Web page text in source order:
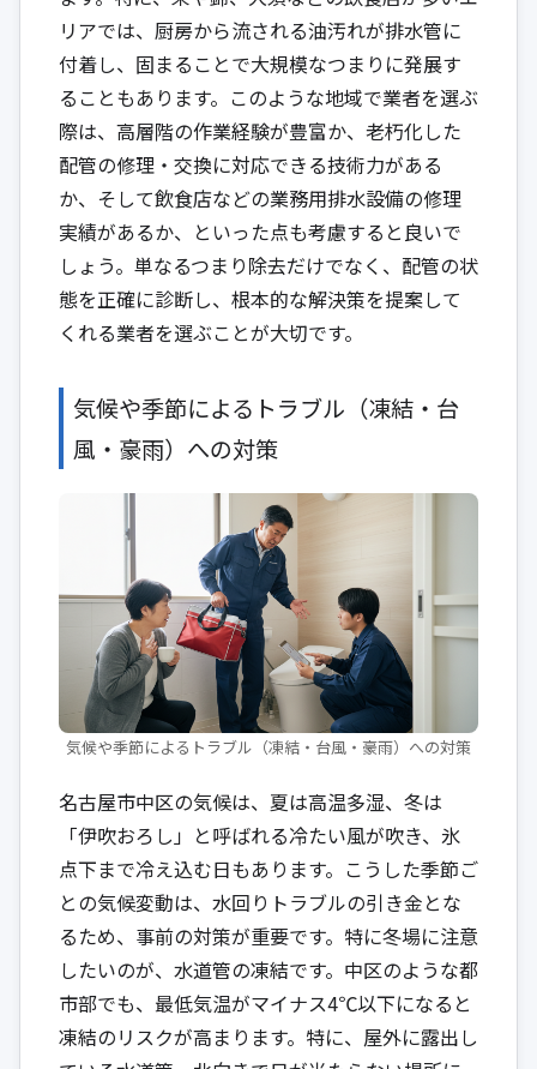
リアでは、厨房から流される油汚れが排水管に
付着し、固まることで大規模なつまりに発展す
ることもあります。このような地域で業者を選ぶ
際は、高層階の作業経験が豊富か、老朽化した
配管の修理・交換に対応できる技術力がある
か、そして飲食店などの業務用排水設備の修理
実績があるか、といった点も考慮すると良いで
しょう。単なるつまり除去だけでなく、配管の状
態を正確に診断し、根本的な解決策を提案して
くれる業者を選ぶことが大切です。
気候や季節によるトラブル（凍結・台
風・豪雨）への対策
気候や季節によるトラブル（凍結・台風・豪雨）への対策
名古屋市中区の気候は、夏は高温多湿、冬は
「伊吹おろし」と呼ばれる冷たい風が吹き、氷
点下まで冷え込む日もあります。こうした季節ご
との気候変動は、水回りトラブルの引き金とな
るため、事前の対策が重要です。特に冬場に注意
したいのが、水道管の凍結です。中区のような都
市部でも、最低気温がマイナス4℃以下になると
凍結のリスクが高まります。特に、屋外に露出し